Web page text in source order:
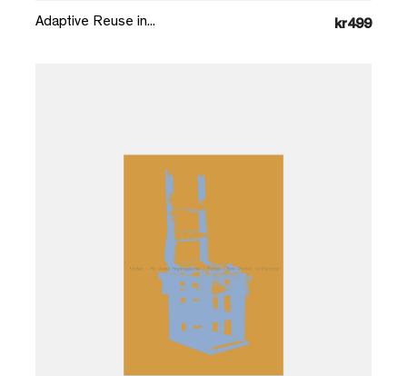
Adaptive Reuse in... kr499